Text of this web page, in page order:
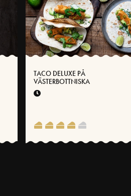
TACO DELUXE PÅ
VÄSTERBOTTNISKA